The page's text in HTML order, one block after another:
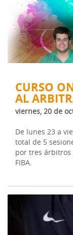
CURSO
AL
viernes, 20 de
De lunes 23 a
total de 5
por tres árbitros
FIBA.